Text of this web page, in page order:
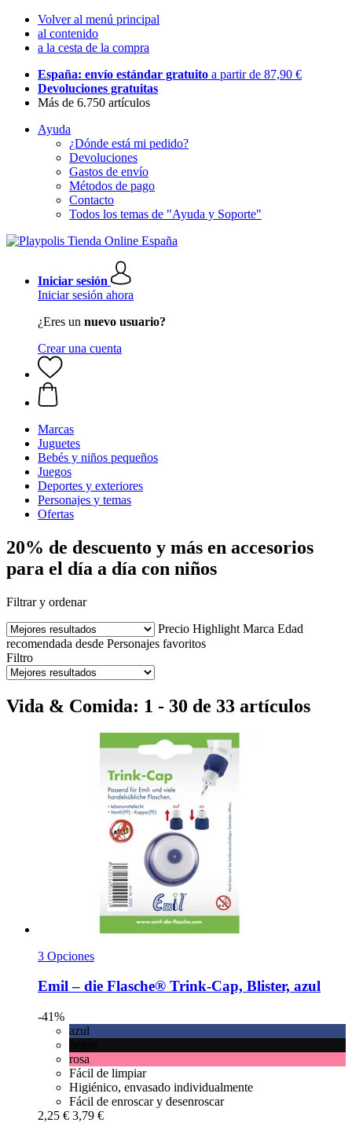
Volver al menú principal
al contenido
a la cesta de la compra
España: envío estándar gratuito a partir de 87,90 €
Devoluciones gratuitas
Más de 6.750 artículos
Ayuda
¿Dónde está mi pedido?
Devoluciones
Gastos de envío
Métodos de pago
Contacto
Todos los temas de "Ayuda y Soporte"
Iniciar sesión
Iniciar sesión ahora
¿Eres un nuevo usuario?
Crear una cuenta
Marcas
Juguetes
Bebés y niños pequeños
Juegos
Deportes y exteriores
Personajes y temas
Ofertas
20% de descuento y más en accesorios
para el día a día con niños
Filtrar y ordenar
Precio Highlight Marca Edad
recomendada desde Personajes favoritos
Filtro
Vida & Comida: 1 - 30 de 33 artículos
3 Opciones
Emil – die Flasche® Trink-​Cap, Blister, azul
-41%
azul
rosa
Fácil de limpiar
Higiénico, envasado individualmente
Fácil de enroscar y desenroscar
2,25 € 3,79 €